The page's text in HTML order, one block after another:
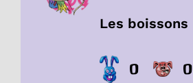
Les boissons
0 0